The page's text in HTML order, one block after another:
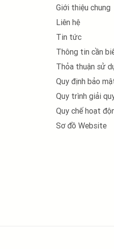
việc làm
việc làm
việc làm
việc làm
việc làm
việc làm
Giới thiệu chung
Liên hệ
Tin tức
Thông tin cần
Thỏa thuận sử
Quy định bảo
Quy trình giải
Quy chế hoạt
Sơ đồ Website